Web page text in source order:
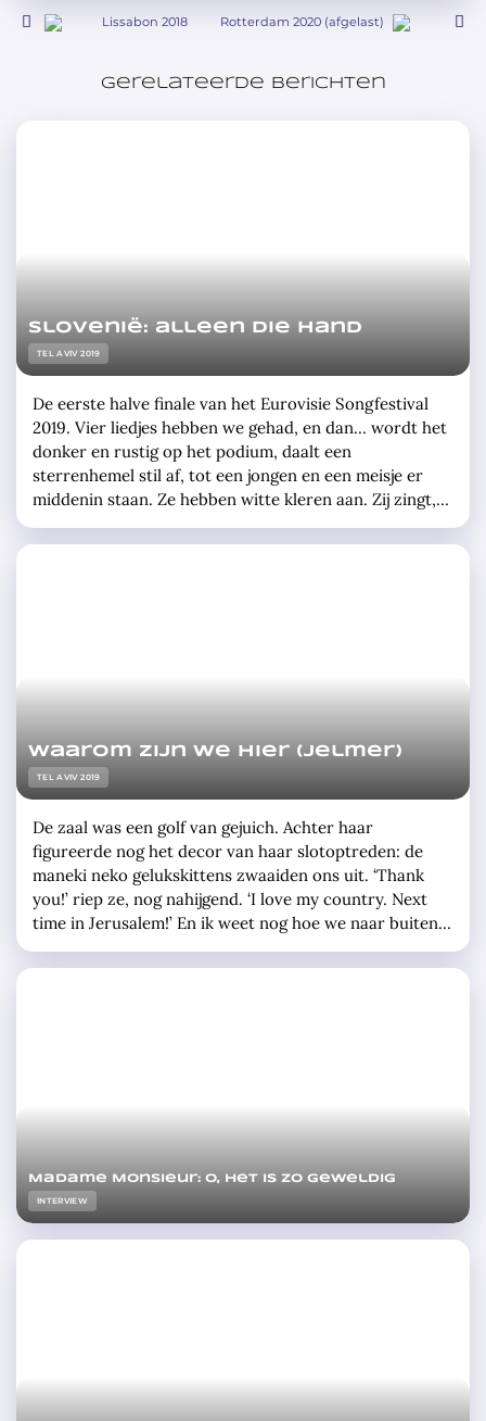
Lissabon 2018 Rotterdam 2020 (afgelast)
Gerelateerde berichten
Slovenië: alleen die hand
TEL AVIV 2019
De eerste halve finale van het Eurovisie Songfestival
2019. Vier liedjes hebben we gehad, en dan… wordt het
donker en rustig op het podium, daalt een
sterrenhemel stil af, tot een jongen en een meisje er
middenin staan. Ze hebben witte kleren aan. Zij zingt,
hij houdt een gitaar vast. Niets gebeurt er verder, drie
minuten lang helemaal niets, op … »
Waarom zijn we hier (Jelmer)
TEL AVIV 2019
De zaal was een golf van gejuich. Achter haar
figureerde nog het decor van haar slotoptreden: de
maneki neko gelukskittens zwaaiden ons uit. ‘Thank
you!’ riep ze, nog nahijgend. ‘I love my country. Next
time in Jerusalem!’ En ik weet nog hoe we naar buiten
liepen. Het zat erop. Het jaar ervoor, 2017, was het jaar
van de catharsis, van … »
Madame Monsieur: O, het is zo geweldig
INTERVIEW